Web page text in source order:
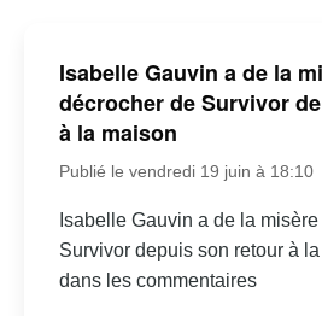
Isabelle Gauvin a de la
décrocher de Survivor
à la maison
Publié le vendredi 19 juin à 18:10
Isabelle Gauvin a de la
Survivor depuis son retour à
dans les commentaires